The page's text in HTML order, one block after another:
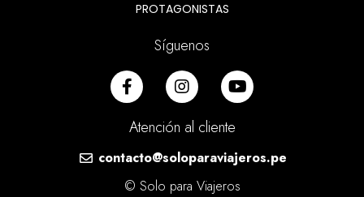
PROTAGONISTAS
Síguenos
Atención al cliente
contacto@soloparaviajeros.pe
© Solo para Viajeros